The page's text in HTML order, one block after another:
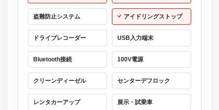
盗難防止システム アイドリングストップ
ドライブレコーダー USB入力端末
Bluetooth接続 100V電源
クリーンディーゼル センターデフロック
レンタカーアップ 展示・試乗車